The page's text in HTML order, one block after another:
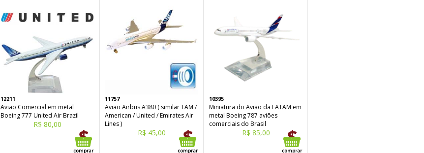
12211
Avião Comercial em metal
Boeing 777 United Air Brazil
R$ 80,00
11757
Avião Airbus A380 ( similar TAM /
American / United / Emirates Air
Lines )
R$ 45,00
10395
Miniatura do Avião da LATAM em
metal Boeing 787 aviões
comerciais do Brasil
R$ 85,00